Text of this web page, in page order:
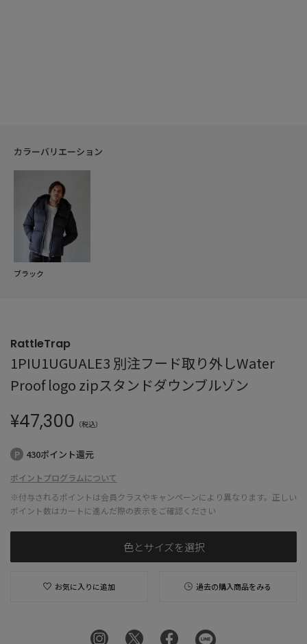
カラーバリエーション
ブラック
RattleTrap
1PIU1UGUALE3 別注フード取り外しWater
Proof logo zipスタンドダウンブルゾン
¥47,300 （税込）
430ポイント還元
ポイントプログラムについて
※付与されるポイントは会員クラスやキャンペーンにより異なります。正しい
ポイント数はカートに進んだ際の表示をご確認ください
色とサイズを選択
お気に入りに追加 過去の購入商品をみる